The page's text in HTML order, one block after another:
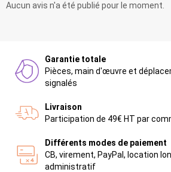
Aucun avis n'a été publié pour le moment.
Garantie totale
Pièces, main d'œuvre et
signalés
Livraison
Participation de 49€ HT par
Différents modes de paiement
CB, virement, PayPal, location
administratif